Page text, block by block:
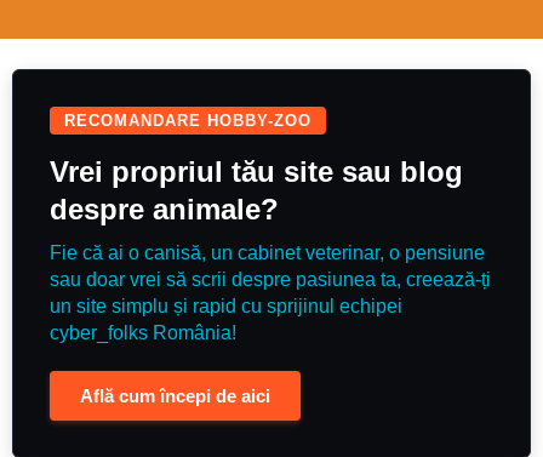
RECOMANDARE HOBBY-ZOO
Vrei propriul tău site sau blog
despre animale?
Fie că ai o canisă, un cabinet veterinar, o pensiune
sau doar vrei să scrii despre pasiunea ta, creează-ți
un site simplu și rapid cu sprijinul echipei
cyber_folks România!
Află cum începi de aici